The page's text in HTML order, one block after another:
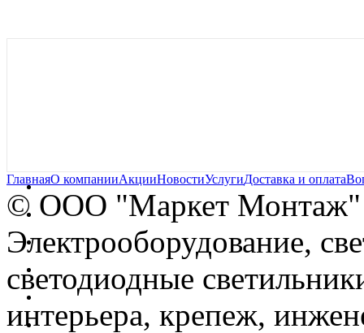
ГлавнаяО компанииАкцииНовостиУслугиДоставка и оплата
© OOO "Маркет Монтаж"
Электрооборудование,
светодиодные
интерьера, крепеж,